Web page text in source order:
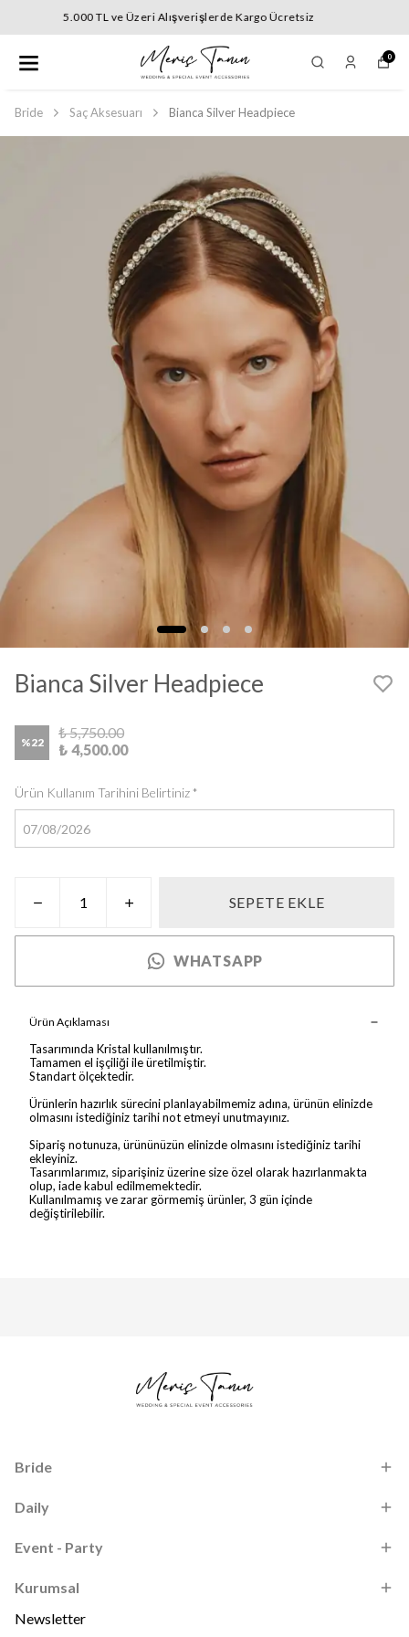
5.000 TL ve Üzeri Alışverişlerde Kargo Ücretsiz
0
Bride Saç Aksesuarı Bianca Silver Headpiece
Bianca Silver Headpiece
%22
₺ 5,750.00
₺ 4,500.00
Ürün Kullanım Tarihini Belirtiniz*
SEPETE EKLE
WHATSAPP
Ürün Açıklaması
Tasarımında Kristal kullanılmıştır.
Tamamen el işçiliği ile üretilmiştir.
Standart ölçektedir.
Ürünlerin hazırlık sürecini planlayabilmemiz adına, ürünün elinizde
olmasını istediğiniz tarihi not etmeyi unutmayınız.
Sipariş notunuza, ürününüzün elinizde olmasını istediğiniz tarihi
ekleyiniz.
Tasarımlarımız, siparişiniz üzerine size özel olarak hazırlanmakta
olup, iade kabul edilmemektedir.
Kullanılmamış ve zarar görmemiş ürünler, 3 gün içinde
değiştirilebilir.
Bride
Daily
Event - Party
Kurumsal
Newsletter